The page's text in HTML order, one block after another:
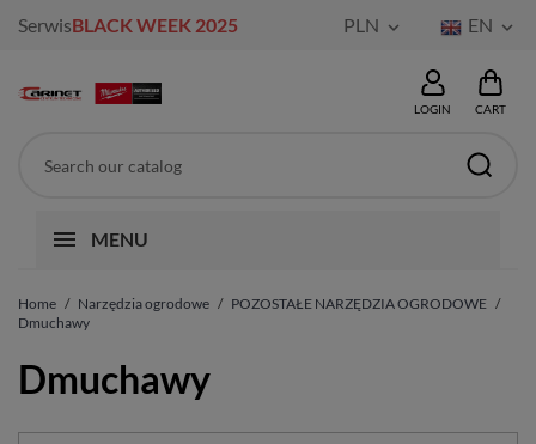
SerwisBLACK WEEK 2025 PLN  EN 
LOGIN CART
MENU
Home Narzędzia ogrodowe
POZOSTAŁE NARZĘDZIA OGRODOWE
Dmuchawy
Dmuchawy